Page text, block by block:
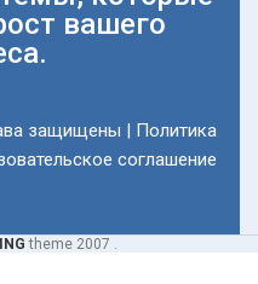
вашего
защищены | Политика
соглашение
theme 2007 .